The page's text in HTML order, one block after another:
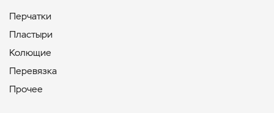
Перчатки
Пластыри
Колющие
Перевязка
Прочее